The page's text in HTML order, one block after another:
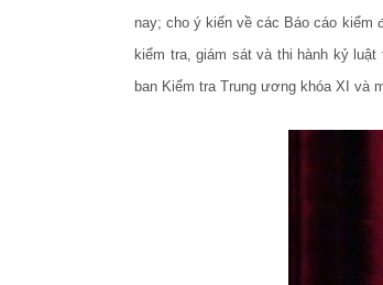
nay; cho ý kiến về các Báo cáo kiểm
kiểm tra, giám sát và thi hành kỷ
ban Kiểm tra Trung ương khóa XI và